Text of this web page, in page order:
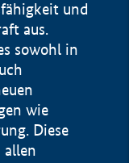
und
aus.
sowohl in
wie
Diese
allen